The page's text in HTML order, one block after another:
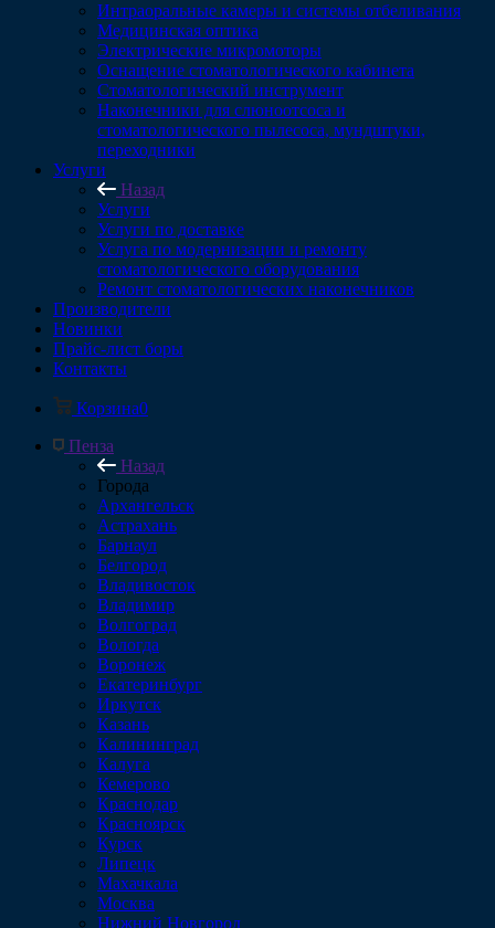
Интраоральные камеры и системы отбеливания
Медицинская оптика
Электрические микромоторы
Оснащение стоматологического кабинета
Стоматологический инструмент
Наконечники для слюноотсоса и
стоматологического пылесоса, мундштуки,
переходники
Услуги
Назад
Услуги
Услуги по доставке
Услуга по модернизации и ремонту
стоматологического оборудования
Ремонт стоматологических наконечников
Производители
Новинки
Прайс-лист боры
Контакты
Корзина0
Пенза
Назад
Города
Архангельск
Астрахань
Барнаул
Белгород
Владивосток
Владимир
Волгоград
Вологда
Воронеж
Екатеринбург
Иркутск
Казань
Калининград
Калуга
Кемерово
Краснодар
Красноярск
Курск
Липецк
Махачкала
Москва
Нижний Новгород